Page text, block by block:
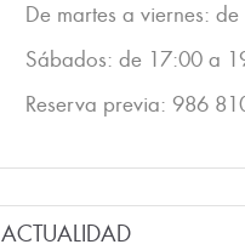
De martes a viernes:
Sábados: de 17:00 a
Reserva previa: 986
ACTUALIDAD